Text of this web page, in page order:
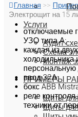
Услуги
Аудит
Схема
Монтаж
ПРИМЕРЫ
Щиты
Щиты
Главная >>
Электрощит на 15
отключаемые
УЗО типа А;
каждая из
холодильника
ввод 32А;
бокс ABB
реле
техники от